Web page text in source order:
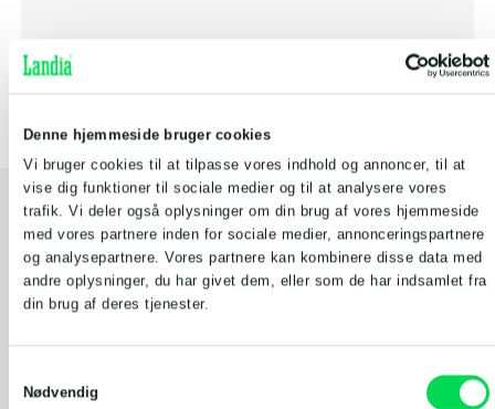
Denne hjemmeside bruger cookies
Vi bruger cookies til at tilpasse vores indhold og annoncer, til at
vise dig funktioner til sociale medier og til at analysere vores
trafik. Vi deler også oplysninger om din brug af vores hjemmeside
med vores partnere inden for sociale medier, annonceringspartnere
og analysepartnere. Vores partnere kan kombinere disse data med
andre oplysninger, du har givet dem, eller som de har indsamlet fra
din brug af deres tjenester.
Nødvendig
Optimal drift med en fast serviceaftale
Med en Landia abonnementsordning får du ro i
Vi sørger for, at dine pumper og omrørere kører